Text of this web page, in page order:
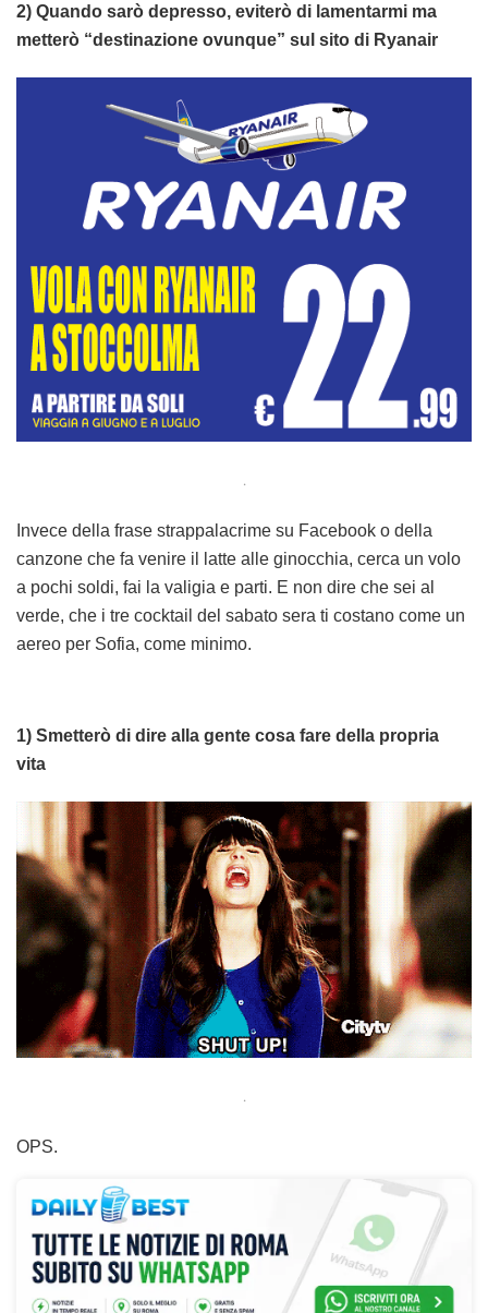
2) Quando sarò depresso, eviterò di lamentarmi ma
metterò “destinazione ovunque” sul sito di Ryanair
.
Invece della frase strappalacrime su Facebook o della
canzone che fa venire il latte alle ginocchia, cerca un volo
a pochi soldi, fai la valigia e parti. E non dire che sei al
verde, che i tre cocktail del sabato sera ti costano come un
aereo per Sofia, come minimo.
1) Smetterò di dire alla gente cosa fare della propria
vita
.
OPS.